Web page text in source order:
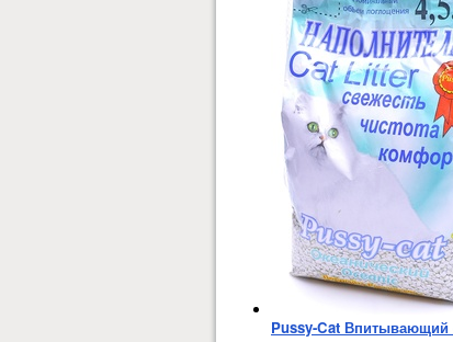
Pussy-Cat Впитывающий